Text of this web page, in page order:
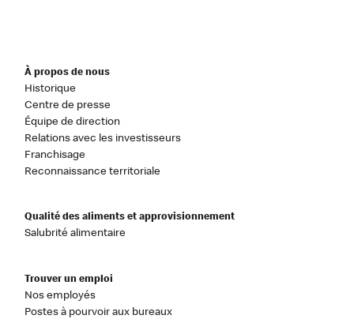
À propos de nous
Historique
Centre de presse
Équipe de direction
Relations avec les investisseurs
Franchisage
Reconnaissance territoriale
Qualité des aliments et approvisionnement
Salubrité alimentaire
Trouver un emploi
Nos employés
Postes à pourvoir aux bureaux